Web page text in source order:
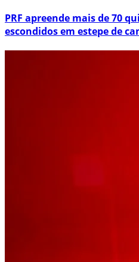
PRF apreende mais de 70
escondidos em estepe de